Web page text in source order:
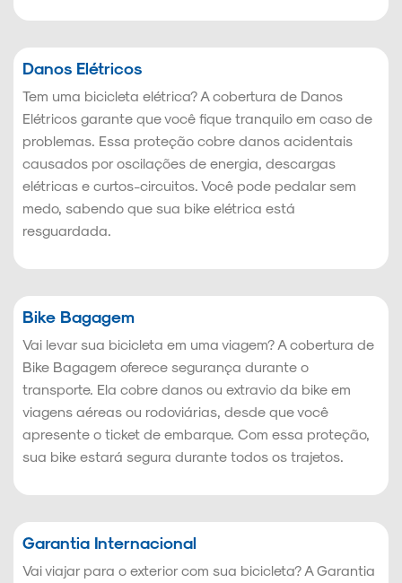
Danos Elétricos
Tem uma bicicleta elétrica? A cobertura de Danos
Elétricos garante que você fique tranquilo em caso de
problemas. Essa proteção cobre danos acidentais
causados por oscilações de energia, descargas
elétricas e curtos-circuitos. Você pode pedalar sem
medo, sabendo que sua bike elétrica está
resguardada.
Bike Bagagem
Vai levar sua bicicleta em uma viagem? A cobertura de
Bike Bagagem oferece segurança durante o
transporte. Ela cobre danos ou extravio da bike em
viagens aéreas ou rodoviárias, desde que você
apresente o ticket de embarque. Com essa proteção,
sua bike estará segura durante todos os trajetos.
Garantia Internacional
Vai viajar para o exterior com sua bicicleta? A Garantia